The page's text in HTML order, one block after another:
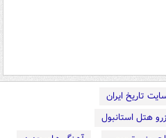
تاریخ ایران
هتل استانبول